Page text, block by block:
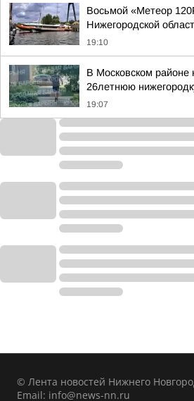
Восьмой «Метеор
Нижегородской
19:10
В Московском районе
26летнюю
19:07
© Лента новостей Нижнего
Email: info@news-nn.ru